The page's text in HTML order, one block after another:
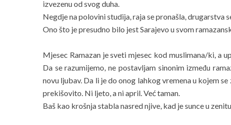
izvezenu od svog duha.
Negdje na polovini studija, raja se pronašla, drugarstva
Ono što je presudno bilo jest Sarajevo u svom
Mjesec Ramazan je sveti mjesec kod muslimana/ki, a
Da se razumijemo, ne postavljam sinonim između
novu ljubav. Da li je do onog lahkog vremena u kojem
prekišovito. Ni ljeto, a ni april. Već taman.
Baš kao krošnja stabla nasred njive, kad je sunce u